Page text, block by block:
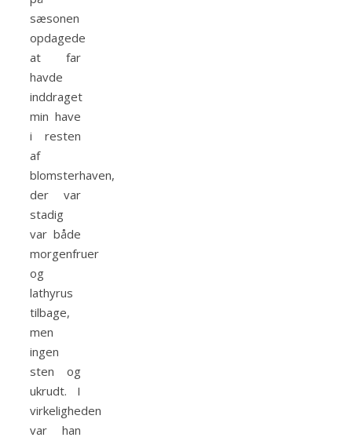
sæsonen
opdagede
at far
havde
inddraget
min have
i resten
af
blomsterhaven,
der var
stadig
var både
morgenfruer
og
lathyrus
tilbage,
men
ingen
sten og
ukrudt. I
virkeligheden
var han